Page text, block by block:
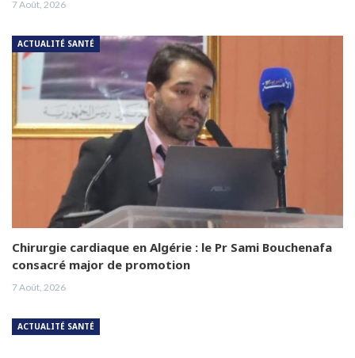
7 Août, 2026
ACTUALITÉ SANTÉ
Chirurgie cardiaque en Algérie : le Pr Sami Bouchenafa
consacré major de promotion
7 Août, 2026
ACTUALITÉ SANTÉ